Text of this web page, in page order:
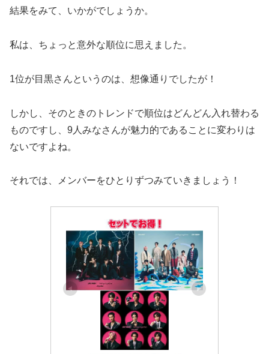
結果をみて、いかがでしょうか。
私は、ちょっと意外な順位に思えました。
1位が目黒さんというのは、想像通りでしたが！
しかし、そのときのトレンドで順位はどんどん入れ替わる
ものですし、9人みなさんが魅力的であることに変わりは
ないですよね。
それでは、メンバーをひとりずつみていきましょう！